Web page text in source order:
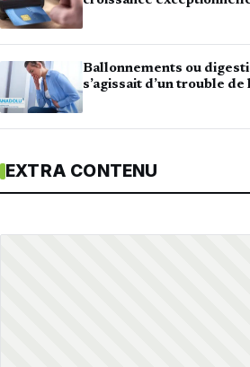
Ballonnements ou
s’agissait d’un trouble
EXTRA CONTENU